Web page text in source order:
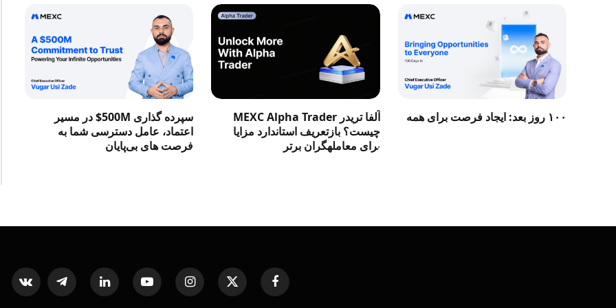
۱۰۰ روز بعد: ایجاد فرصت برای همه
آلفا تریدر MEXC Alpha Trader
چیست؟ بازتعریف استاندارد مزایا
برای معاملهگران برتر
سپرده گذاری 500M$ در مسیر
اعتماد، عامل دسترسی شما به
فرصت‌ های بی‌پایان
Facebook
X
(Twitter)
Instagram
YouTube
LinkedIn
Telegram